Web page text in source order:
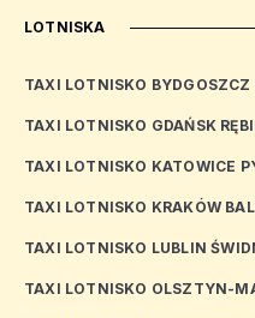
LOTNISKA
TAXI LOTNISKO BYDGOSZCZ
TAXI LOTNISKO GDAŃSK
TAXI LOTNISKO KATOWICE
TAXI LOTNISKO KRAKÓW
TAXI LOTNISKO LUBLIN
TAXI LOTNISKO OLSZTYN-